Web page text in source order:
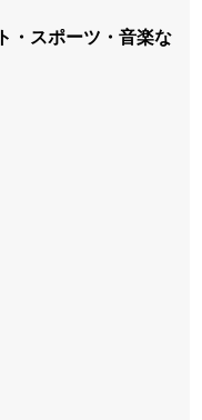
・スポーツ・音楽な